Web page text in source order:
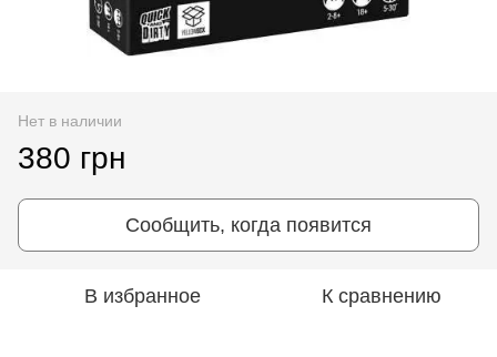
Нет в наличии
380 грн
Сообщить, когда появится
В избранное К сравнению